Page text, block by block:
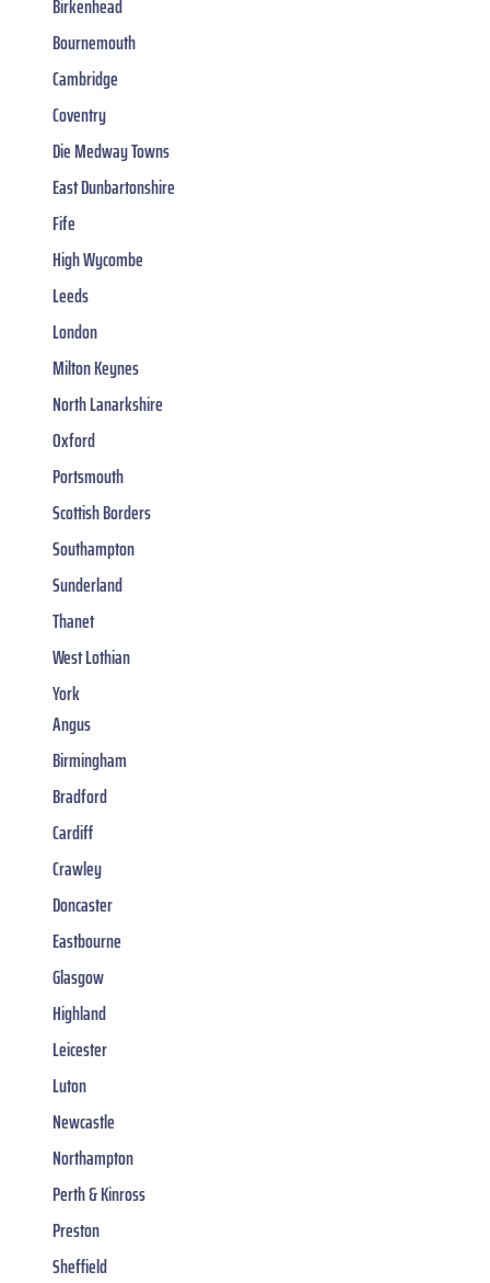
Birkenhead
Bournemouth
Cambridge
Coventry
Die Medway Towns
East Dunbartonshire
Fife
High Wycombe
Leeds
London
Milton Keynes
North Lanarkshire
Oxford
Portsmouth
Scottish Borders
Southampton
Sunderland
Thanet
West Lothian
York
Angus
Birmingham
Bradford
Cardiff
Crawley
Doncaster
Eastbourne
Glasgow
Highland
Leicester
Luton
Newcastle
Northampton
Perth & Kinross
Preston
Sheffield